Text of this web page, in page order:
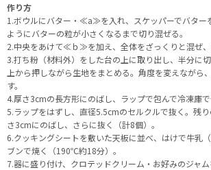
作り方
1.ボウルにバター・≪a≫を入れ、スケッパーでバター
ようにバターの粒が小さくなるまで切り混ぜる。
2.中央をあけて≪ｂ≫を加え、全体をざっくりと混ぜ、
3.打ち粉（材料外）をした台の上に取り出し、半分に
上から押しながら生地をまとめる。角度を変えながら
す。
4.厚さ3cmの長方形にのばし、ラップで包んで冷凍庫で
5.ラップをはずし、直径5.5cmのセルクルで抜く。残
さ3cmにのばし、さらに抜く（計8個）。
6.クッキングシートを敷いた天板に並べ、はけで牛乳
ブンで焼く（190℃約18分）。
7.器に盛り付け、クロテッドクリーム・お好みのジャム